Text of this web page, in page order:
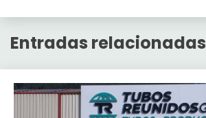
Entradas relacionadas